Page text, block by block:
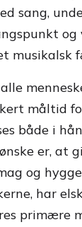
sang,
musikalsk
måltid
både i
er, at
og
har
primære